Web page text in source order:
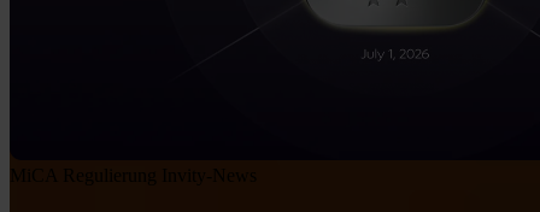
MiCA Regulierung Invity-News